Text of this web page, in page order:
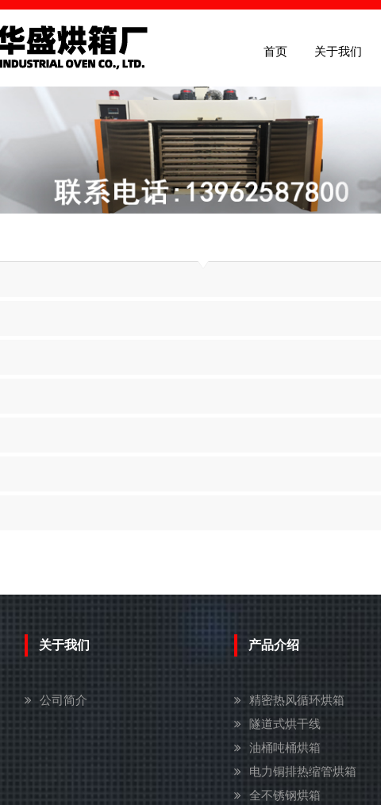
首页 关于我们
首页
关于我们
公司简介
产品介绍
精密热风循环烘箱
隧道式烘干线
油桶吨桶烘箱
电力铜排热缩管烘箱
全不锈钢烘箱